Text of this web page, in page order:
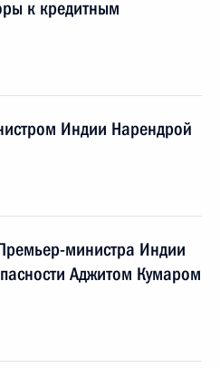
к кредитным
Индии Нарендрой
министра Индии
Аджитом Кумаром